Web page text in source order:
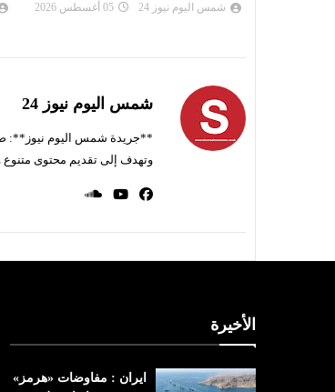
شمس اليوم نيوز 24 05 أغسطس 2026
شمس اليوم نيوز 24
**جريدة شمس اليوم نيوز**:
وتهدف إلى تقديم محتوى متنوع
الأخيرة
ايران : مفاوضات «هرمز»